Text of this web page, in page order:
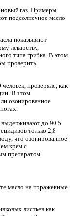
газ. Примеры
подсолнечное масло
показывают
лекарству,
типа грибка. В этом
проверить
проверяло, как
В этом
озонированное
выдерживают до 90.5
только 2,8
что озонированное
крем с
препаратом.
масло на пораженные
листьев как